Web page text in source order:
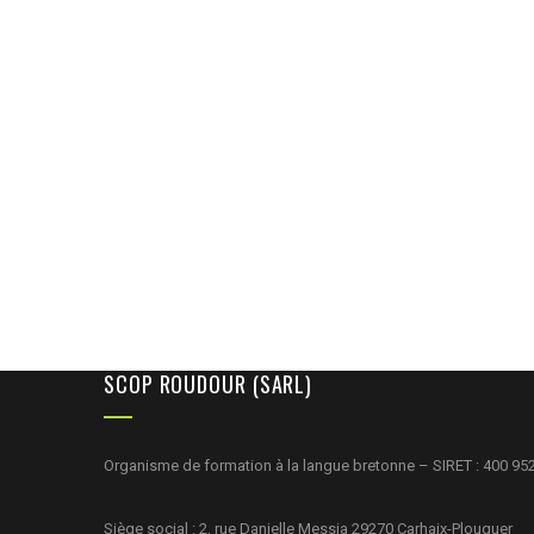
SCOP ROUDOUR (SARL)
Organisme de formation à la langue bretonne – SIRET : 400
Siège social : 2, rue Danielle Messia 29270 Carhaix-Plouguer